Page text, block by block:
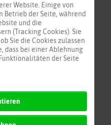
Website. Einige von
Betrieb der Seite, während
und die
(Tracking Cookies). Sie
Sie die Cookies zulassen
dass bei einer Ablehnung
der Seite